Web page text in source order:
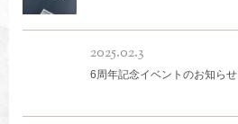
2025.02.3
6周年記念イベントのお知らせ